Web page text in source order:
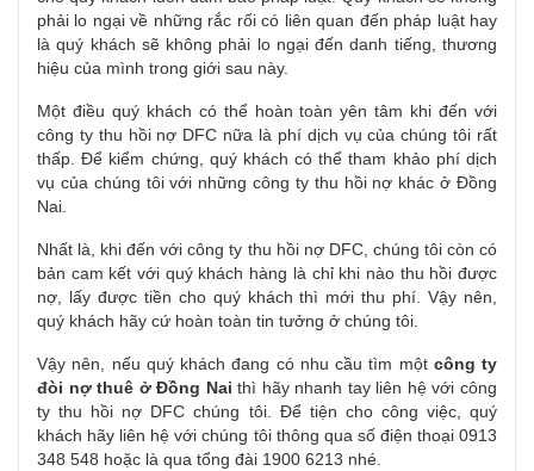
phải lo ngại về những rắc rối có liên quan đến pháp luật hay
là quý khách sẽ không phải lo ngại đến danh tiếng, thương
hiệu của mình trong giới sau này.
Một điều quý khách có thể hoàn toàn yên tâm khi đến với
công ty thu hồi nợ DFC nữa là phí dịch vụ của chúng tôi rất
thấp. Để kiểm chứng, quý khách có thể tham khảo phí dịch
vụ của chúng tôi với những công ty thu hồi nợ khác ở Đồng
Nai.
Nhất là, khi đến với công ty thu hồi nợ DFC, chúng tôi còn có
bản cam kết với quý khách hàng là chỉ khi nào thu hồi được
nợ, lấy được tiền cho quý khách thì mới thu phí. Vậy nên,
quý khách hãy cứ hoàn toàn tin tưởng ở chúng tôi.
Vậy nên, nếu quý khách đang có nhu cầu tìm một công ty
đòi nợ thuê ở Đồng Naithì hãy nhanh tay liên hệ với công
ty thu hồi nợ DFC chúng tôi. Để tiện cho công việc, quý
khách hãy liên hệ với chúng tôi thông qua số điện thoại 0913
348 548 hoặc là qua tổng đài 1900 6213 nhé.